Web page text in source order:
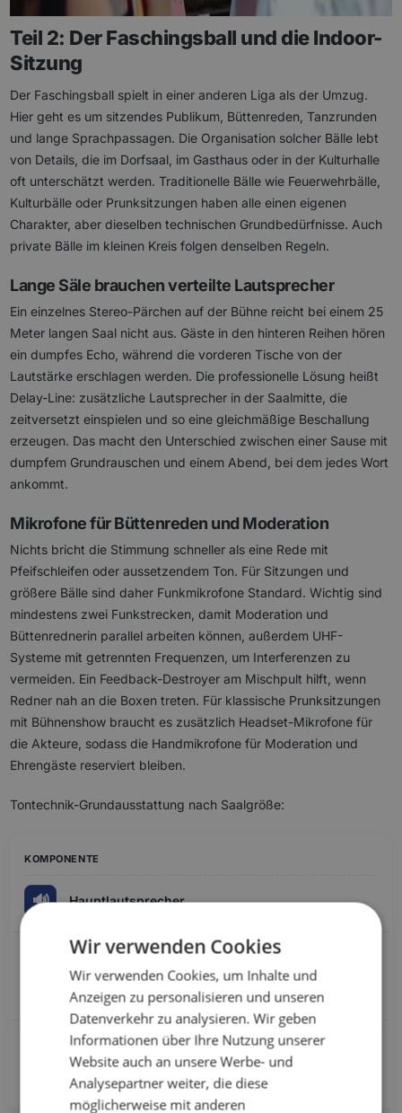
Teil 2: Der Faschingsball und die Indoor-
Sitzung
Der Faschingsball spielt in einer anderen Liga als der Umzug.
Hier geht es um sitzendes Publikum, Büttenreden, Tanzrunden
und lange Sprachpassagen. Die Organisation solcher Bälle lebt
von Details, die im Dorfsaal, im Gasthaus oder in der Kulturhalle
oft unterschätzt werden. Traditionelle Bälle wie Feuerwehrbälle,
Kulturbälle oder Prunksitzungen haben alle einen eigenen
Charakter, aber dieselben technischen Grundbedürfnisse. Auch
private Bälle im kleinen Kreis folgen denselben Regeln.
Lange Säle brauchen verteilte Lautsprecher
Ein einzelnes Stereo-Pärchen auf der Bühne reicht bei einem 25
Meter langen Saal nicht aus. Gäste in den hinteren Reihen hören
ein dumpfes Echo, während die vorderen Tische von der
Lautstärke erschlagen werden. Die professionelle Lösung heißt
Delay-Line: zusätzliche Lautsprecher in der Saalmitte, die
zeitversetzt einspielen und so eine gleichmäßige Beschallung
erzeugen. Das macht den Unterschied zwischen einer Sause mit
dumpfem Grundrauschen und einem Abend, bei dem jedes Wort
ankommt.
Mikrofone für Büttenreden und Moderation
Nichts bricht die Stimmung schneller als eine Rede mit
Pfeifschleifen oder aussetzendem Ton. Für Sitzungen und
größere Bälle sind daher Funkmikrofone Standard. Wichtig sind
mindestens zwei Funkstrecken, damit Moderation und
Büttenrednerin parallel arbeiten können, außerdem UHF-
Systeme mit getrennten Frequenzen, um Interferenzen zu
vermeiden. Ein Feedback-Destroyer am Mischpult hilft, wenn
Redner nah an die Boxen treten. Für klassische Prunksitzungen
mit Bühnenshow braucht es zusätzlich Headset-Mikrofone für
die Akteure, sodass die Handmikrofone für Moderation und
Ehrengäste reserviert bleiben.
Tontechnik-Grundausstattung nach Saalgröße:
🔊 Hauptlautsprecher
2x aktive Topteile
2x Topteile + 2x Subwoofer
Wir verwenden Cookies
Wir verwenden Cookies, um Inhalte und
Anzeigen zu personalisieren und unseren
Datenverkehr zu analysieren. Wir geben
Informationen über Ihre Nutzung unserer
Website auch an unsere Werbe- und
Analysepartner weiter, die diese
möglicherweise mit anderen